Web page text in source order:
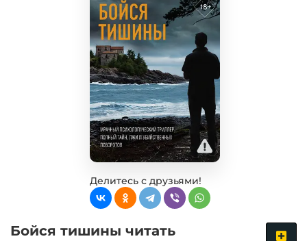
Делитесь с друзьями!
Бойся тишины читать